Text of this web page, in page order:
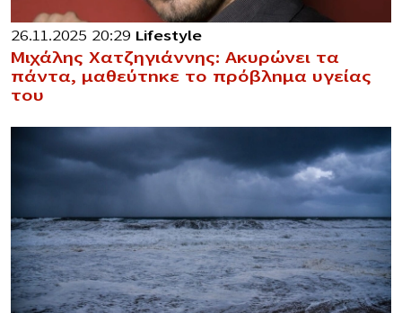
26.11.2025 20:29 Lifestyle
Μιχάλης Χατζηγιάννης: Ακυρώνει τα
πάντα, μαθεύτnκε το πρόβλnμα υγείας
του